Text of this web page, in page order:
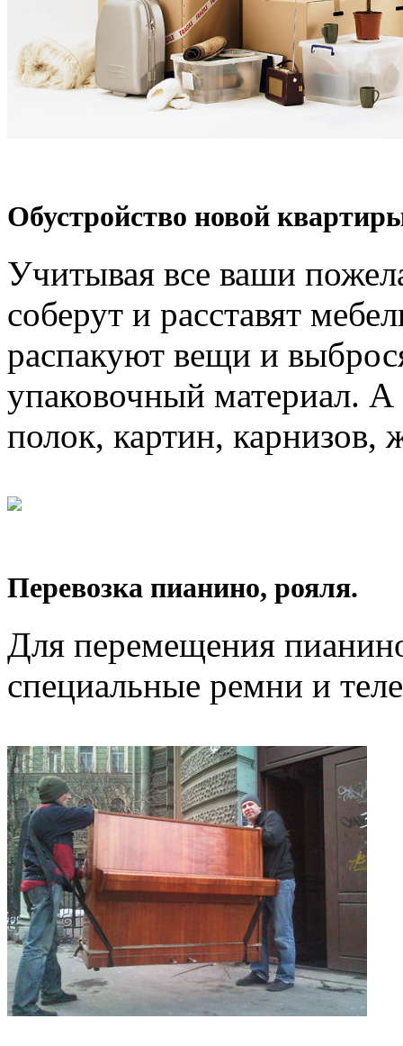
Обустройство новой
Учитывая все ваши
соберут и расставят
распакуют вещи и
упаковочный материал. А
полок, картин, карнизов,
Перевозка пианино, рояля.
Для перемещения
специальные ремни и